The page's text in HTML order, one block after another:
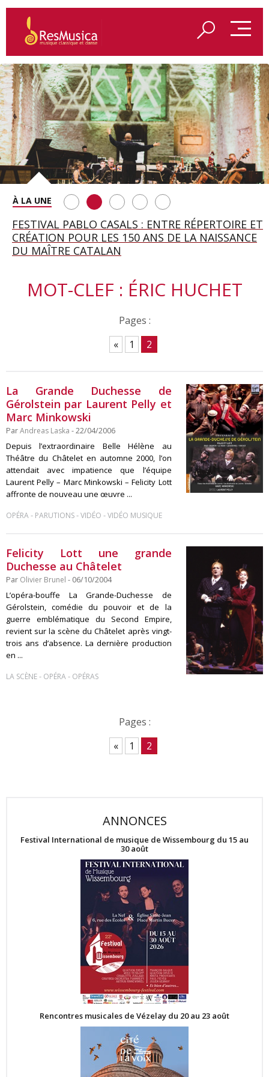
SAINT FRANÇOIS D’ASSISE À SALZBOURG, UNE
SOIRÉE IMMENSE PORTÉE PAR ROMEO
CASTELLUCCI ET MAXIME PASCAL
FESTIVAL PABLO CASALS : ENTRE RÉPERTOIRE ET
CRÉATION POUR LES 150 ANS DE LA NAISSANCE
DU MAÎTRE CATALAN
A BAYREUTH, LE 150E ANNIVERSAIRE DU RING
WAGNÉRIEN GÉNÉRÉ PAR L’IA
BETSY JOLAS FÊTE SON CENTIÈME
ANNIVERSAIRE
GEORGE BENJAMIN : « MES PARENTS AVAIENT
CETTE EXIGENCE DE L’OBJET CISELÉ »
MOT-CLEF : ÉRIC HUCHET
Pages :
«
1 2
La Grande Duchesse de
Gérolstein par Laurent Pelly et
Marc Minkowski
ParAndreas Laska - 22/04/2006
Depuis l’extraordinaire Belle Hélène au
Théâtre du Châtelet en automne 2000, l’on
attendait avec impatience que l’équipe
Laurent Pelly – Marc Minkowski – Felicity Lott
affronte de nouveau une œuvre ...
OPÉRA- PARUTIONS-VIDÉO -VIDÉO MUSIQUE
Felicity Lott une grande
Duchesse au Châtelet
Par Olivier Brunel - 06/10/2004
L’opéra-bouffe La Grande-Duchesse de
Gérolstein, comédie du pouvoir et de la
guerre emblématique du Second Empire,
revient sur la scène du Châtelet après vingt-
trois ans d’absence. La dernière production
en ...
LA SCÈNE- OPÉRA- OPÉRAS
Pages :
«
1 2
ANNONCES
Festival International de musique de Wissembourg du 15 au
30 août
Rencontres musicales de Vézelay du 20 au 23 août